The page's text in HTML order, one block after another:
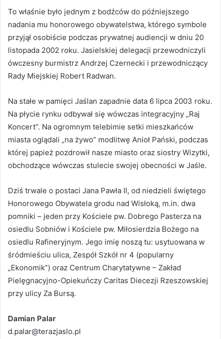
To właśnie było jednym z bodźców do późniejszego
nadania mu honorowego obywatelstwa, którego symbole
przyjął osobiście podczas prywatnej audiencji w dniu 20
listopada 2002 roku. Jasielskiej delegacji przewodniczyli
ówczesny burmistrz Andrzej Czernecki i przewodniczący
Rady Miejskiej Robert Radwan.
Na stałe w pamięci Jaślan zapadnie data 6 lipca 2003 roku.
Na płycie rynku odbywał się wówczas integracyjny „Raj
Koncert”. Na ogromnym telebimie setki mieszkańców
miasta oglądali „na żywo” modlitwę Anioł Pański, podczas
której papież pozdrowił nasze miasto oraz siostry Wizytki,
obchodzące wówczas stulecie swojej obecności w Jaśle.
Dziś trwale o postaci Jana Pawła II, od niedzieli świętego
Honorowego Obywatela grodu nad Wisłoką, m.in. dwa
pomniki – jeden przy Kościele pw. Dobrego Pasterza na
osiedlu Sobniów i Kościele pw. Miłosierdzia Bożego na
osiedlu Rafineryjnym. Jego imię noszą tu: usytuowana w
śródmieściu ulica, Zespół Szkół nr 4 (popularny
„Ekonomik”) oraz Centrum Charytatywne – Zakład
Pielęgnacyjno-Opiekuńczy Caritas Diecezji Rzeszowskiej
przy ulicy Za Bursą.
Damian Palar
d.palar@terazjaslo.pl